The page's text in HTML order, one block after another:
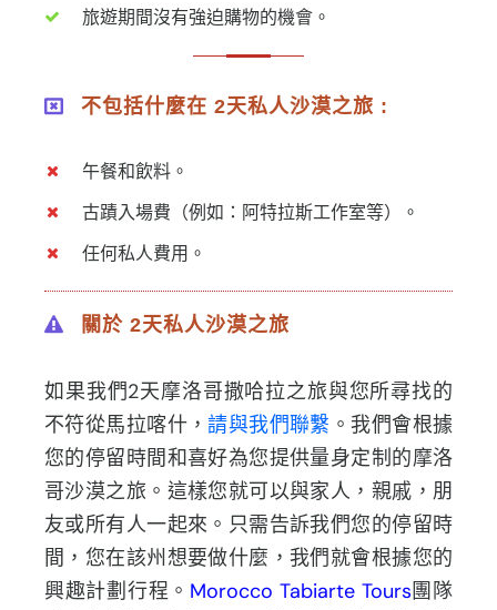
旅遊期間沒有強迫購物的機會。
不包括什麼在 2天私人沙漠之旅 :
午餐和飲料。
古蹟入場費（例如：阿特拉斯工作室等）。
任何私人費用。
關於 2天私人沙漠之旅
如果我們2天摩洛哥撒哈拉之旅與您所尋找的
不符從馬拉喀什，請與我們聯繫 。我們會根據
您的停留時間和喜好為您提供量身定制的摩洛
哥沙漠之旅。這樣您就可以與家人，親戚，朋
友或所有人一起來。只需告訴我們您的停留時
間，您在該州想要做什麼，我們就會根據您的
興趣計劃行程。 Morocco Tabiarte Tours團隊